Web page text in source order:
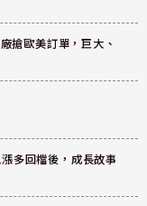
搶歐美訂單，巨大、
多回檔後，成長故事